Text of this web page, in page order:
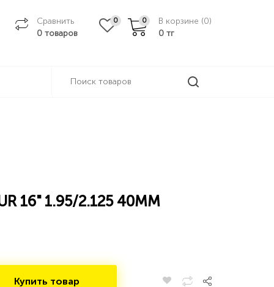
Сравнить
0 товаров
0 0 В корзине (0)
0 тг
16" 1.95/2.125 40ММ
Купить товар